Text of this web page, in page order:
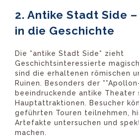
2. Antike Stadt Side
in die Geschichte
Die *antike Stadt Side* zieht
Geschichtsinteressierte
sind die erhaltenen römischen
Ruinen. Besonders der
beeindruckende antike Theater
Hauptattraktionen. Besucher
geführten Touren teilnehmen,
Artefakte untersuchen und
machen.